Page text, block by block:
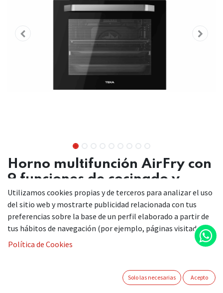
Horno multifunción AirFry con
9 funciones de cocinado y
sistema HydroClean
Función automática AirFry
FryMaster Box, bandeja perforada especial para freír
Multifunción SurroundTemp – 9 funciones de cocinado
Utilizamos cookies propias y de terceros para analizar el uso
del sitio web y mostrarte publicidad relacionada con tus
preferencias sobre la base de un perfil elaborado a partir de
tus hábitos de navegación (por ejemplo, páginas visitadas).
Política de Cookies
Solo las necesarias Acepto